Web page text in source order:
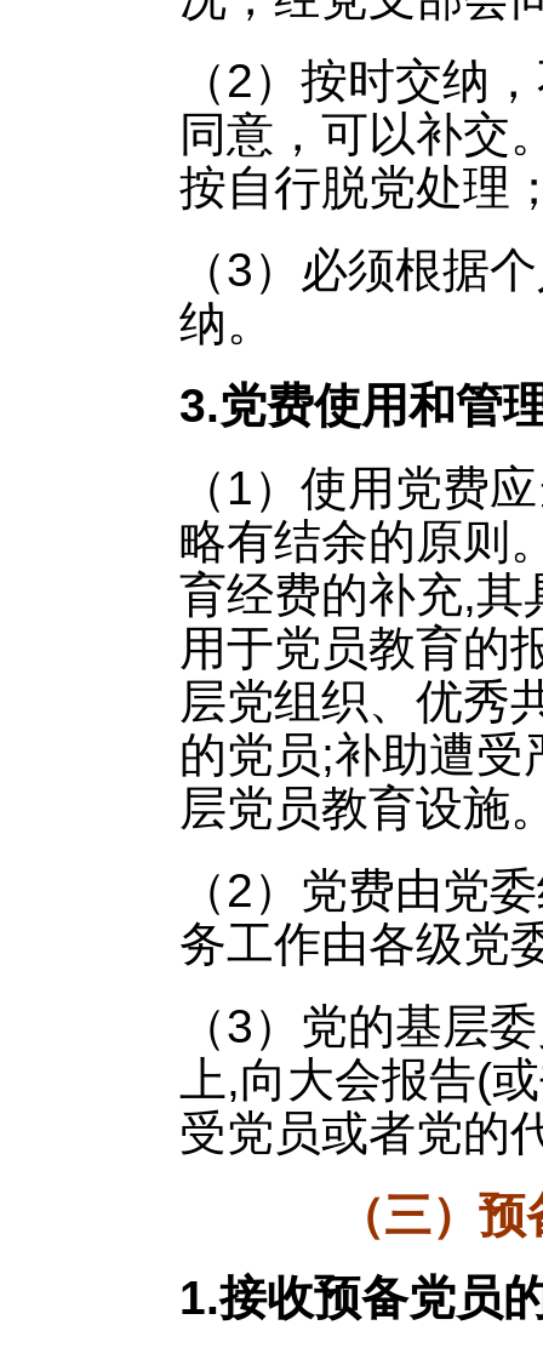
（2）按时交纳
同意，可以补交
按自行脱党处理
（3）必须根据
纳。
3.党费使用和管
（1）使用党费
略有结余的原则
育经费的补充,其
用于党员教育的
层党组织、优秀
的党员;补助遭受
层党员教育设施
（2）党费由党
务工作由各级党
（3）党的基层
上,向大会报告(
受党员或者党的
（三）
1.接收预备党员